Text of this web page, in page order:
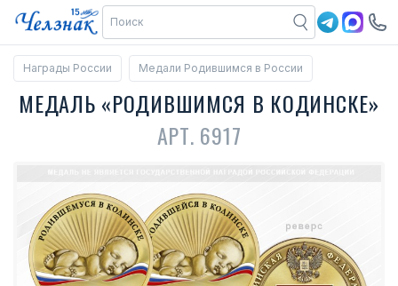
Награды России Медали Родившимся в России
МЕДАЛЬ «РОДИВШИМСЯ В КОДИНСКЕ»
АРТ. 6917